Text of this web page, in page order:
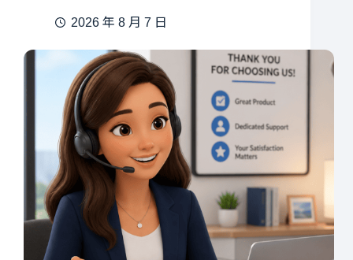
2026 年 8 月 7 日